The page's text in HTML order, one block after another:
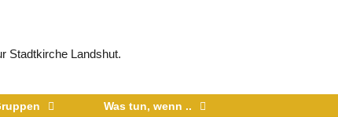
Stadtkirche Landshut.
Was tun, wenn ..